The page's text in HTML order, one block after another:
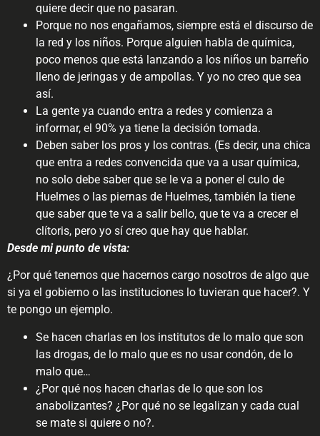
quiere decir que no pasaran.
Porque no nos engañamos, siempre está el discurso de
la red y los niños. Porque alguien habla de química,
poco menos que está lanzando a los niños un barreño
lleno de jeringas y de ampollas. Y yo no creo que sea
así.
La gente ya cuando entra a redes y comienza a
informar, el 90% ya tiene la decisión tomada.
Deben saber los pros y los contras. (Es decir, una chica
que entra a redes convencida que va a usar química,
no solo debe saber que se le va a poner el culo de
Huelmes o las piernas de Huelmes, también la tiene
que saber que te va a salir bello, que te va a crecer el
clítoris, pero yo sí creo que hay que hablar.
Desde mi punto de vista:
¿Por qué tenemos que hacernos cargo nosotros de algo que
si ya el gobierno o las instituciones lo tuvieran que hacer?. Y
te pongo un ejemplo.
Se hacen charlas en los institutos de lo malo que son
las drogas, de lo malo que es no usar condón, de lo
malo que…
¿Por qué nos hacen charlas de lo que son los
anabolizantes? ¿Por qué no se legalizan y cada cual
se mate si quiere o no?.